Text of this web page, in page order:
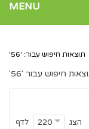
MENU
תוצאות חיפוש עבור: '56'
חיפוש עבור '56'
הצג 220 לדף